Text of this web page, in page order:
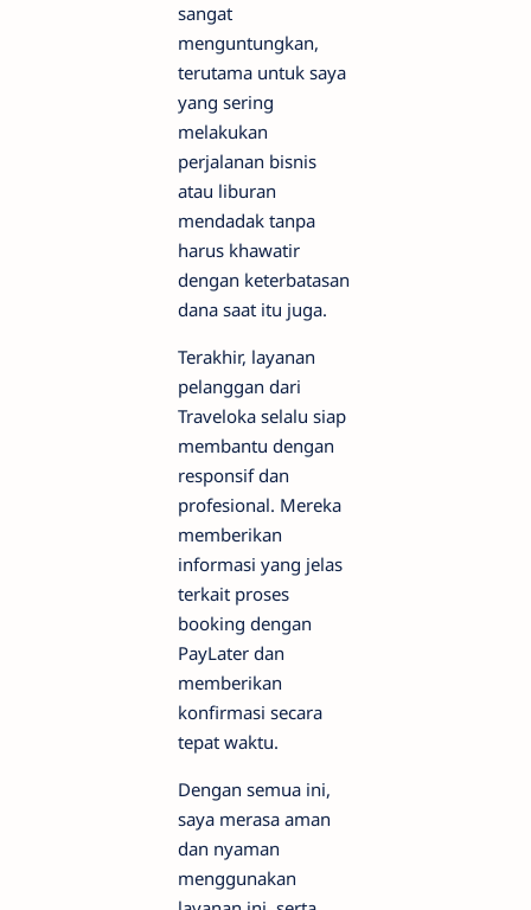
sangat
menguntungkan,
terutama untuk saya
yang sering
melakukan
perjalanan bisnis
atau liburan
mendadak tanpa
harus khawatir
dengan keterbatasan
dana saat itu juga.
Terakhir, layanan
pelanggan dari
Traveloka selalu siap
membantu dengan
responsif dan
profesional. Mereka
memberikan
informasi yang jelas
terkait proses
booking dengan
PayLater dan
memberikan
konfirmasi secara
tepat waktu.
Dengan semua ini,
saya merasa aman
dan nyaman
menggunakan